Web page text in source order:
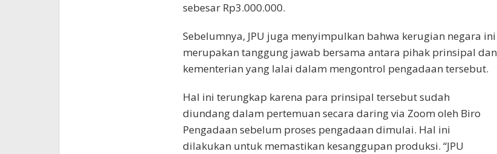
sebesar Rp3.000.000.
Sebelumnya, JPU juga menyimpulkan bahwa kerugian negara ini
merupakan tanggung jawab bersama antara pihak prinsipal dan
kementerian yang lalai dalam mengontrol pengadaan tersebut.
Hal ini terungkap karena para prinsipal tersebut sudah
diundang dalam pertemuan secara daring via Zoom oleh Biro
Pengadaan sebelum proses pengadaan dimulai. Hal ini
dilakukan untuk memastikan kesanggupan produksi. “JPU